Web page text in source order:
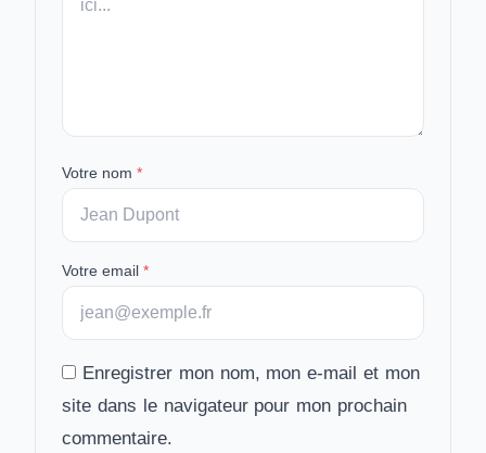
Votre nom *
Votre email *
Enregistrer mon nom, mon e-mail et mon
site dans le navigateur pour mon prochain
commentaire.